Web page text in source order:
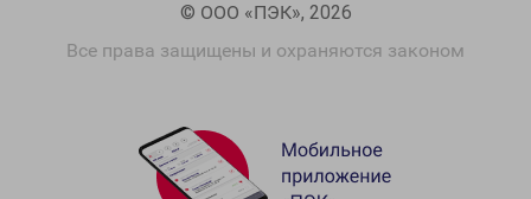
© ООО «ПЭК», 2026
Все права защищены и охраняются законом